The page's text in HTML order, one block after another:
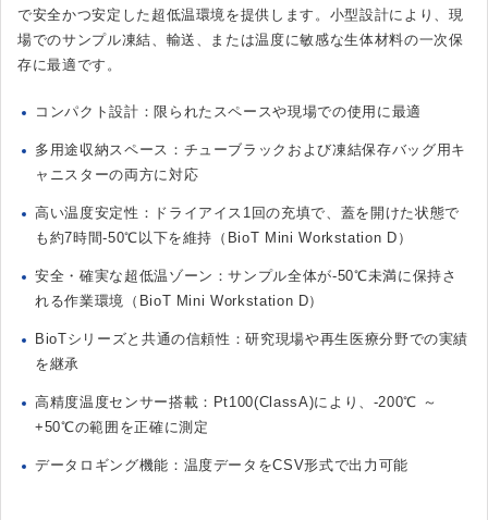
で安全かつ安定した超低温環境を提供します。小型設計により、現
場でのサンプル凍結、輸送、または温度に敏感な生体材料の一次保
存に最適です。
コンパクト設計：限られたスペースや現場での使用に最適
多用途収納スペース：チューブラックおよび凍結保存バッグ用キ
ャニスターの両方に対応
高い温度安定性：ドライアイス1回の充填で、蓋を開けた状態で
も約7時間-50℃以下を維持（BioT Mini Workstation D）
安全・確実な超低温ゾーン：サンプル全体が-50℃未満に保持さ
れる作業環境（BioT Mini Workstation D）
BioTシリーズと共通の信頼性：研究現場や再生医療分野での実績
を継承
高精度温度センサー搭載：Pt100(ClassA)により、-200℃ ～
+50℃の範囲を正確に測定
データロギング機能：温度データをCSV形式で出力可能